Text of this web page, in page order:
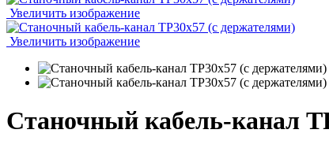
Увеличить изображение
Увеличить изображение
Станочный кабель-канал